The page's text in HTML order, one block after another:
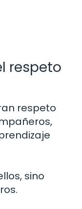
respeto
respeto
sino